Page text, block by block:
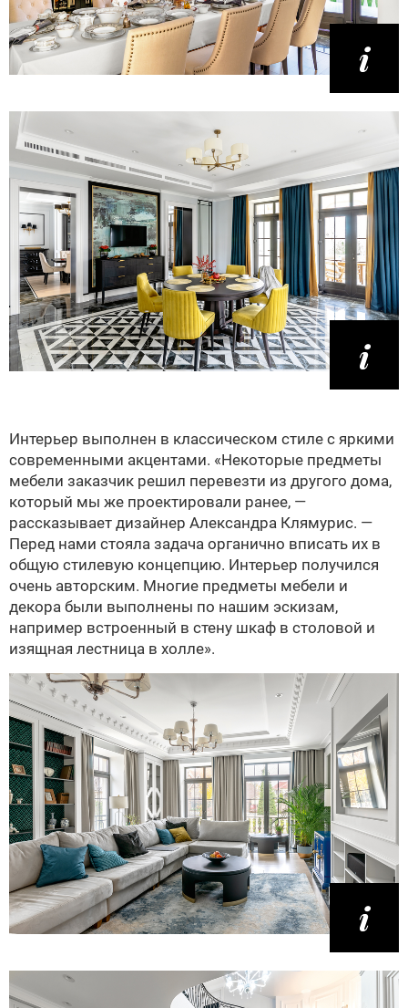
Интерьер выполнен в классическом стиле с яркими
современными акцентами. «Некоторые предметы
мебели заказчик решил перевезти из другого дома,
который мы же проектировали ранее, —
рассказывает дизайнер Александра Клямурис. —
Перед нами стояла задача органично вписать их в
общую стилевую концепцию. Интерьер получился
очень авторским. Многие предметы мебели и
декора были выполнены по нашим эскизам,
например встроенный в стену шкаф в столовой и
изящная лестница в холле».